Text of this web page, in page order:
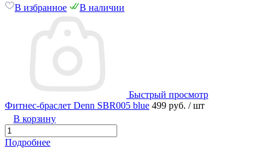
В избранное
В наличии
Быстрый просмотр
Фитнес-браслет Denn SBR005 blue 499 руб. / шт
В корзину
Подробнее